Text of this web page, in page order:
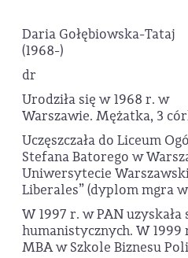
Daria Gołębiowska-Tataj
(1968-)
dr
Urodziła się w 1968 r. w
Warszawie. Mężatka, 3
Uczęszczała do Liceum
Stefana Batorego w
Uniwersytecie
Liberales” (dyplom mgra
W 1997 r. w PAN
humanistycznych. W 1999
MBA w Szkole Biznesu